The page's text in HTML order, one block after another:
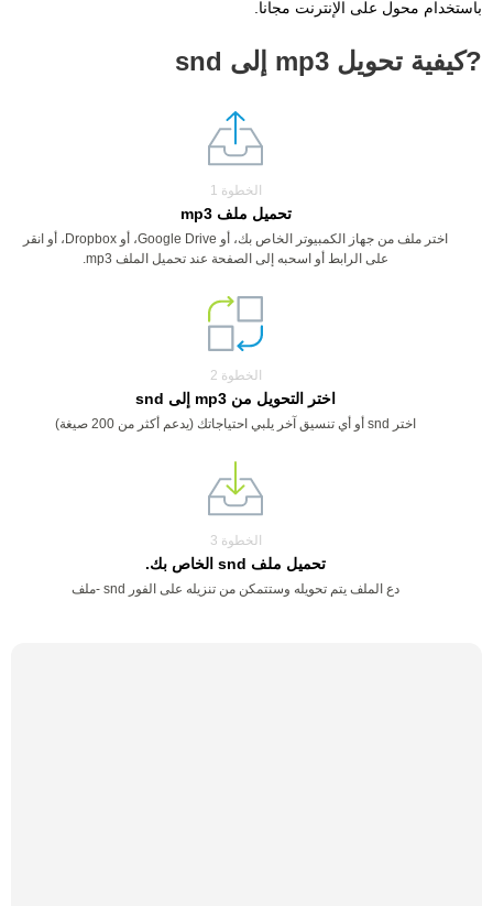
باستخدام محول على الإنترنت مجانا.
?كيفية تحويل mp3 إلى snd
الخطوة 1
تحميل ملف mp3
اختر ملف من جهاز الكمبيوتر الخاص بك، أو Google Drive، أو Dropbox، أو انقر
على الرابط أو اسحبه إلى الصفحة عند تحميل الملف mp3.
الخطوة 2
اختر التحويل من mp3 إلى snd
اختر snd أو أي تنسيق آخر يلبي احتياجاتك (يدعم أكثر من 200 صيغة)
الخطوة 3
تحميل ملف snd الخاص بك.
دع الملف يتم تحويله وستتمكن من تنزيله على الفور snd -ملف